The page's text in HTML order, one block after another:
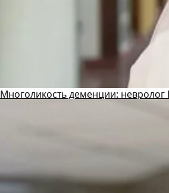
Многоликость деменции: невролог